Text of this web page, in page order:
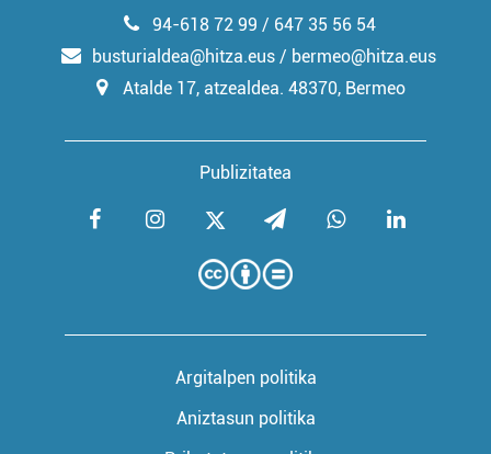
Publizitatea
94-618 72 99 / 647 35 56 54
busturialdea@hitza.eus / bermeo@hitza.eus
Atalde 17, atzealdea. 48370, Bermeo
Argitalpen politika
Aniztasun politika